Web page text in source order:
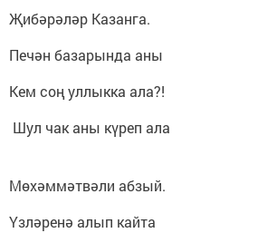
Җибәрәләр Казанга.
Печән базарында аны
Кем соң уллыкка ала?!
Шул чак аны күреп ала
Мөхәммәтвәли абзый.
Үзләренә алып кайта